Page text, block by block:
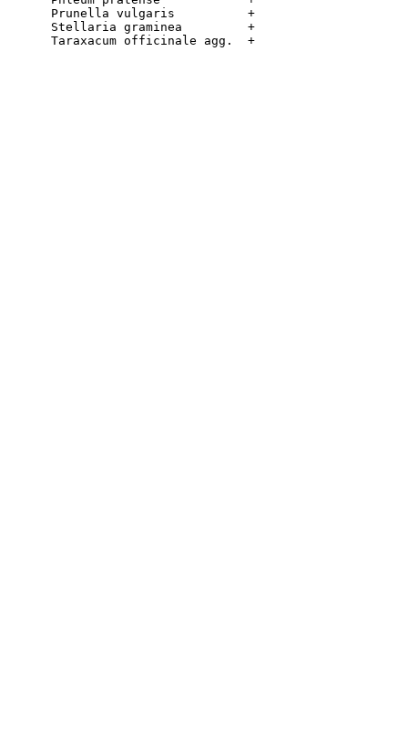
      Prunella vulgaris          +
      Stellaria graminea         +